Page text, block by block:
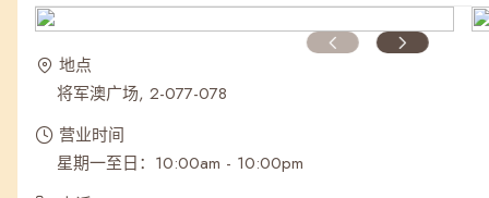
最近搜寻纪录
地点
将军澳广场, 2-077-078
营业时间
星期一至日：10:00am - 10:00pm